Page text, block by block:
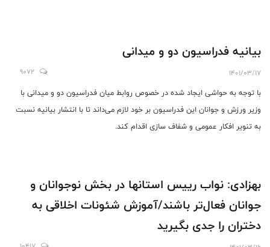
بیانیه فدراسیون دو و میدانی
1401/03/17
9072
با توجه به حواشی ایجاد شده در خصوص روابط میان فدراسیون دو و میدانی با
وزیر ورزش و جوانان این فدراسیون بر خود لازم می‌داند تا با انتشار بیانیه نسبت
به تنویر افکار عمومی و شفاف سازی اقدام کند.
بهزادی: نواب رییس استانها در بخش نوجوانان و
جوانان فعال‌تر باشند/آموزش شئونات اخلاقی به
دختران را جدی بگیرید